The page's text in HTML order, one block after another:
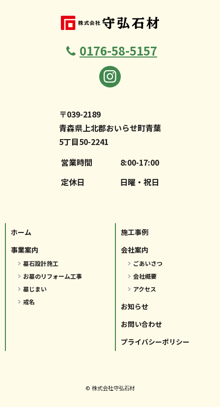
0176-58-5157
〒039-2189
青森県上北郡おいらせ町青葉
5丁目50-2241
営業時間
8:00-17:00
定休日
日曜・祝日
ホーム
事業案内
墓石設計施工
お墓のリフォーム工事
墓じまい
戒名
施工事例
会社案内
ごあいさつ
会社概要
アクセス
お知らせ
お問い合わせ
プライバシーポリシー
© 株式会社守弘石材